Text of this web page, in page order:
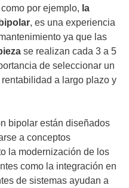
por ejemplo, la
, es una experiencia
ya que las
se realizan cada 3 a 5
de seleccionar un
a largo plazo y
bipolar están diseñados
a conceptos
la modernización de los
como la integración en
de sistemas ayudan a